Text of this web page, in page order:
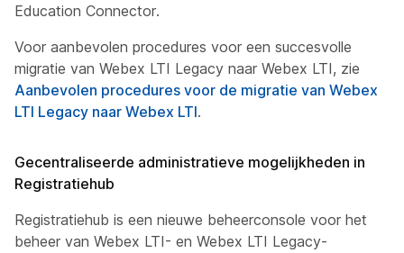
Education Connector.
Voor aanbevolen procedures voor een succesvolle
migratie van Webex LTI Legacy naar Webex LTI, zie
Aanbevolen procedures voor de migratie van Webex
LTI Legacy naar Webex LTI.
Gecentraliseerde administratieve mogelijkheden in
Registratiehub
Registratiehub is een nieuwe beheerconsole voor het
beheer van Webex LTI- en Webex LTI Legacy-